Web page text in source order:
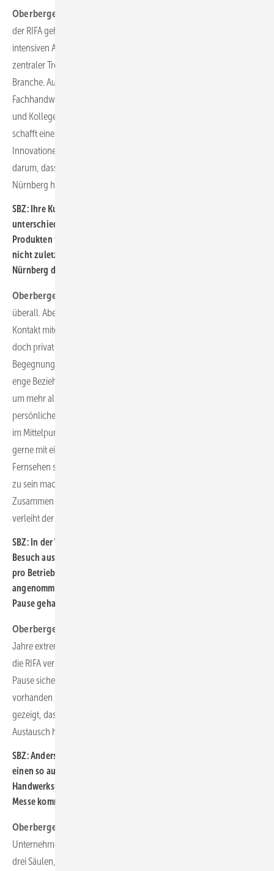
Oberberger:
der RIFA geht. Von Anfang an war sie eine Fachmesse für den
intensiven Austausch innerhalb der SHK-Branche. Die Messe ist ein
zentraler Treffpunkt für Experten und Expertinnen aus unserer
Branche. Auf der RIFA kommen alle zusammen: Kunden aus dem
Fachhandwerk, unsere Industriepartner und unsere Kolleginnen
und Kollegen von Richter + Frenzel. Diese vielfältige Kombination
schafft eine einzigartige Plattform, um Wissen, Erfahrungen und
Innovationen auszutauschen. Letztendlich geht es uns vor allem
darum, dass wir gemeinsam eine gute und wertvolle Zeit in
Nürnberg haben. Das steht für uns an oberster Stelle.
SBZ: Ihre Kundschaft – das SHK-Handwerk – erfährt doch aus
unterschiedlichsten Quellen, was es so an neuen Konzepten und
Produkten für den Arbeitsalltag gibt. Außendienst, Internet,
nicht zuletzt auch die SBZ – warum ist die Veranstaltung in
Nürnberg dennoch wichtig für Richter + Frenzel?
Oberberger:
überall. Aber nichts ist so wertvoll wie der persönliche und direkte
Kontakt miteinander. Gerade in den vergangenen Jahren haben wir
doch privat und auch beruflich gelernt, wie bedeutend persönliche
Begegnungen sind. Unser Außendienst, unser Vertrieb, hat eine
enge Beziehung zu den Fachhandwerkern aufgebaut. Es geht dabei
um mehr als nur Produktwissen. Es geht um Vertrauen und
persönliche Bindungen. Und genau das steht bei Richter + Frenzel
im Mittelpunkt, deshalb ist uns die Messe wichtig. Ich vergleiche es
gerne mit einem Fußballfan: Er kann das Spiel natürlich im
Fernsehen schauen. Aber gemeinsam mit anderen Fans im Stadion
zu sein macht einfach viel mehr Spaß. Auf der RIFA ist es ähnlich:
Zusammen mit Gleichgesinnten und anderen Handwerkern zu sein
verleiht der Veranstaltung eine besondere Atmosphäre.
SBZ: In der Vergangenheit haben die Fachbetriebe den RIFA-
Besuch ausführlich genutzt. ­Meistens kamen zwei, drei Personen
pro Betrieb, auch die Abendveranstaltungen wurden gerne
angenommen. Was meinen Sie, hat sich das trotz der langen
Pause gehalten?
Oberberger:
Jahre extrem bedauert. Auch unsere Lieferanten und Kunden haben
die RIFA vermisst. So war das Feedback. Ich bin mir trotz der langen
Pause sicher, dass das Interesse und die Begeisterung nach wie vor
vorhanden sind. Die Branche hat auch in den vergangenen Monaten
gezeigt, dass sie immer noch Lust auf Messen und den persönlichen
Austausch hat.
SBZ: Anders gefragt: Lassen volle Auftragsbücher überhaupt
einen so ausgiebigen Besuch zu? Warum sollten
Handwerksunternehmer im Oktober zu Ihnen in die Nürnberger
Messe kommen?
Oberberger:
Unternehmen schon etwas bieten. Für uns sind das im Wesentlichen
drei Säulen, die den Besuch lohnend machen. Die RIFA ist